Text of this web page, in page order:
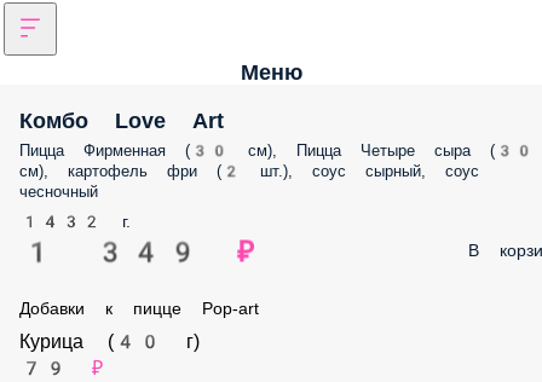
Меню
Комбо Love Art
Пицца Фирменная (30 см), Пицца Четыре сыра (30 см), картофель
(2 шт.), соус сырный, соус чесночный
1432 г.
1 349 ₽
Курица (40 г)
79 ₽